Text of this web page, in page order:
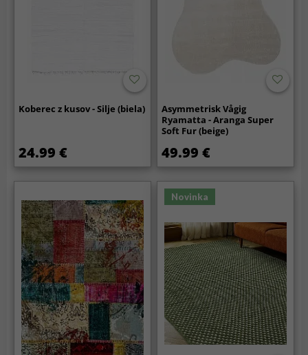
Koberec z kusov - Silje (biela)
24.99 €
Asymmetrisk Vågig
Ryamatta - Aranga Super
Soft Fur (beige)
49.99 €
Novinka